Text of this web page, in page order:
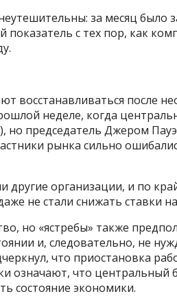
за месяц было
с тех пор, как
восстанавливаться после
неделе, когда
но председатель Джером
рынка сильно
другие организации, и по
не стали снижать ставки
но «ястребы» также
и, следовательно, не
что приостановка
означают, что центральный
состояние экономики.